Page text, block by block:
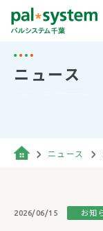
ニュース
ニュース
2026/06/15 お知